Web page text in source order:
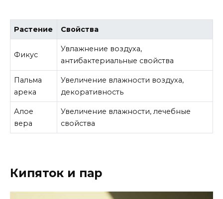
Растение Свойства
Фикус
Увлажнение воздуха,
антибактериальные свойства
Пальма
арека
Увеличение влажности воздуха,
декоративность
Алое
вера
Увеличение влажности, лечебные
свойства
Кипяток и пар